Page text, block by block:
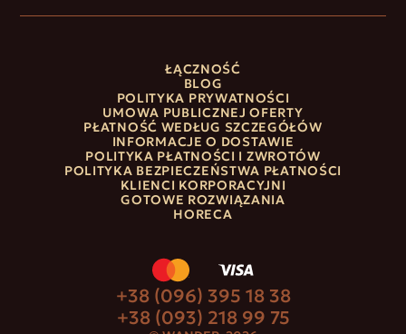
ŁĄCZNOŚĆ
BLOG
POLITYKA PRYWATNOŚCI
UMOWA PUBLICZNEJ OFERTY
PŁATNOŚĆ WEDŁUG SZCZEGÓŁÓW
INFORMACJE O DOSTAWIE
POLITYKA PŁATNOŚCI I ZWROTÓW
POLITYKA BEZPIECZEŃSTWA PŁATNOŚCI
KLIENCI KORPORACYJNI
GOTOWE ROZWIĄZANIA
HORECA
+38 (096) 395 18 38
+38 (093) 218 99 75